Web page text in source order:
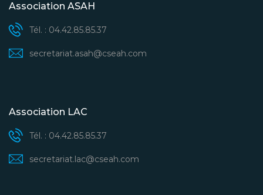
Association ASAH
Tél. : 04.42.85.85.37
secretariat.asah@cseah.com
Association LAC
Tél. : 04.42.85.85.37
secretariat.lac@cseah.com